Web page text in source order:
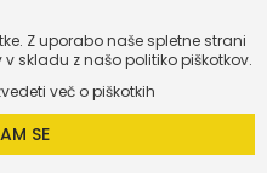
Z uporabo naše spletne strani
skladu z našo politiko piškotkov.
več o piškotkih
SE